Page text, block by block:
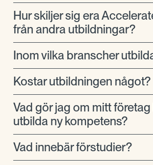
Hur skiljer sig era
från andra utbildningar?
Inom vilka branscher
Kostar utbildningen något?
Vad gör jag om mitt
utbilda ny kompetens?
Vad innebär förstudier?